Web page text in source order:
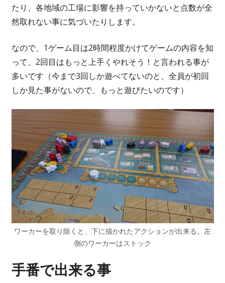
たり、各地域の工場に影響を持っていかないと点数が全
然取れない事に気づいたりします。
なので、1ゲーム目は2時間程度かけてゲームの内容を知
って、2回目はもっと上手くやれそう！と言われる事が
多いです（今まで3回しか遊べてないのと、全員が初回
しか見た事がないので、もっと遊びたいのです）
ワーカーを取り除くと、下に描かれたアクションが出来る。左
側のワーカーはストック
手番で出来る事